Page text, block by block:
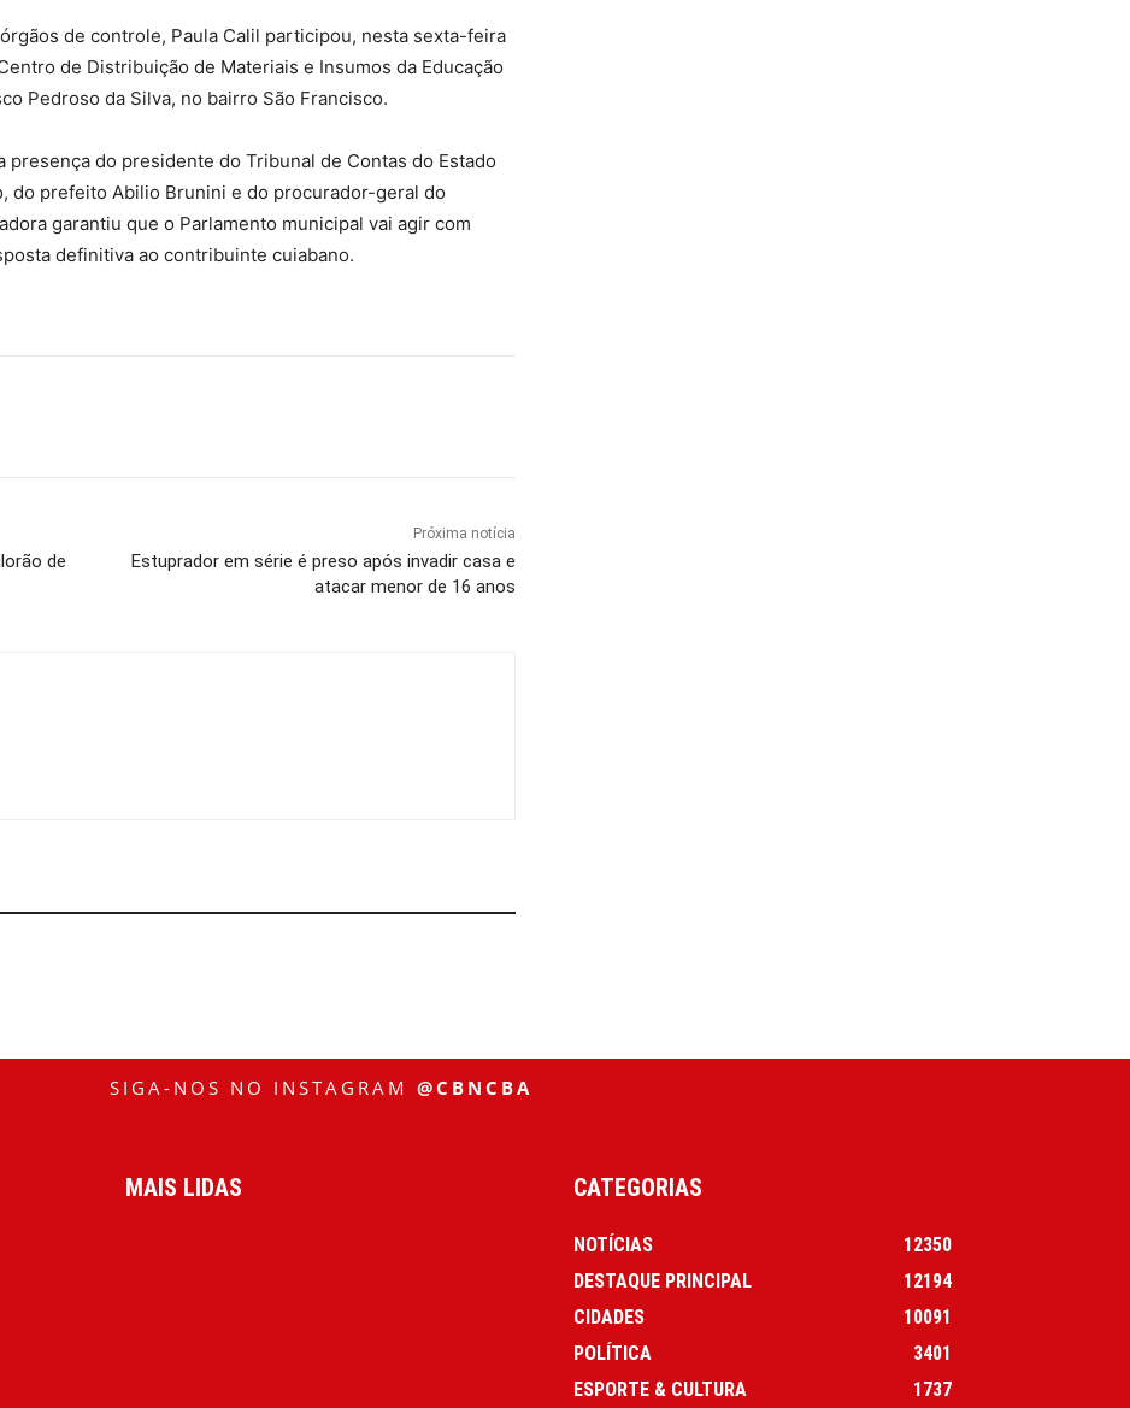
de controle, Paula Calil participou, nesta sexta-feira
de Distribuição de Materiais e Insumos da Educação
Pedroso da Silva, no bairro São Francisco.
presença do presidente do Tribunal de Contas do Estado
do prefeito Abilio Brunini e do procurador-geral do
garantiu que o Parlamento municipal vai agir com
definitiva ao contribuinte cuiabano.
de
Próxima notícia
Estuprador em série é preso após invadir casa e
atacar menor de 16 anos
SIGA-NOS NO INSTAGRAM @CBNCBA
MAIS LIDAS CATEGORIAS
NOTÍCIAS
12350
DESTAQUE PRINCIPAL
12194
CIDADES
10091
POLÍTICA
3401
ESPORTE & CULTURA
1737